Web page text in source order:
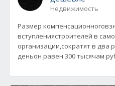
Недвижимость
Размер
вступлениястроителей в
организации,сократят в два
деньон равен 300 тысячам